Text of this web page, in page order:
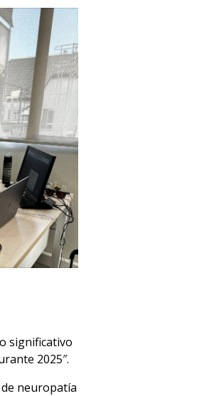
significativo
2025″.
neuropatía